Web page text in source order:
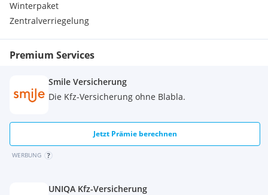
Winterpaket
Zentralverriegelung
Premium Services
Smile Versicherung
Die Kfz-Versicherung ohne Blabla.
Jetzt Prämie berechnen
WERBUNG
UNIQA Kfz-Versicherung